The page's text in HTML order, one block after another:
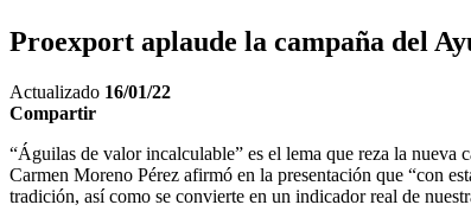
Proexport aplaude la campaña del
Actualizado 16/01/22
Compartir
“Águilas de valor incalculable” es el lema que reza la nueva
Carmen Moreno Pérez afirmó en la presentación que “con
tradición, así como se convierte en un indicador real de